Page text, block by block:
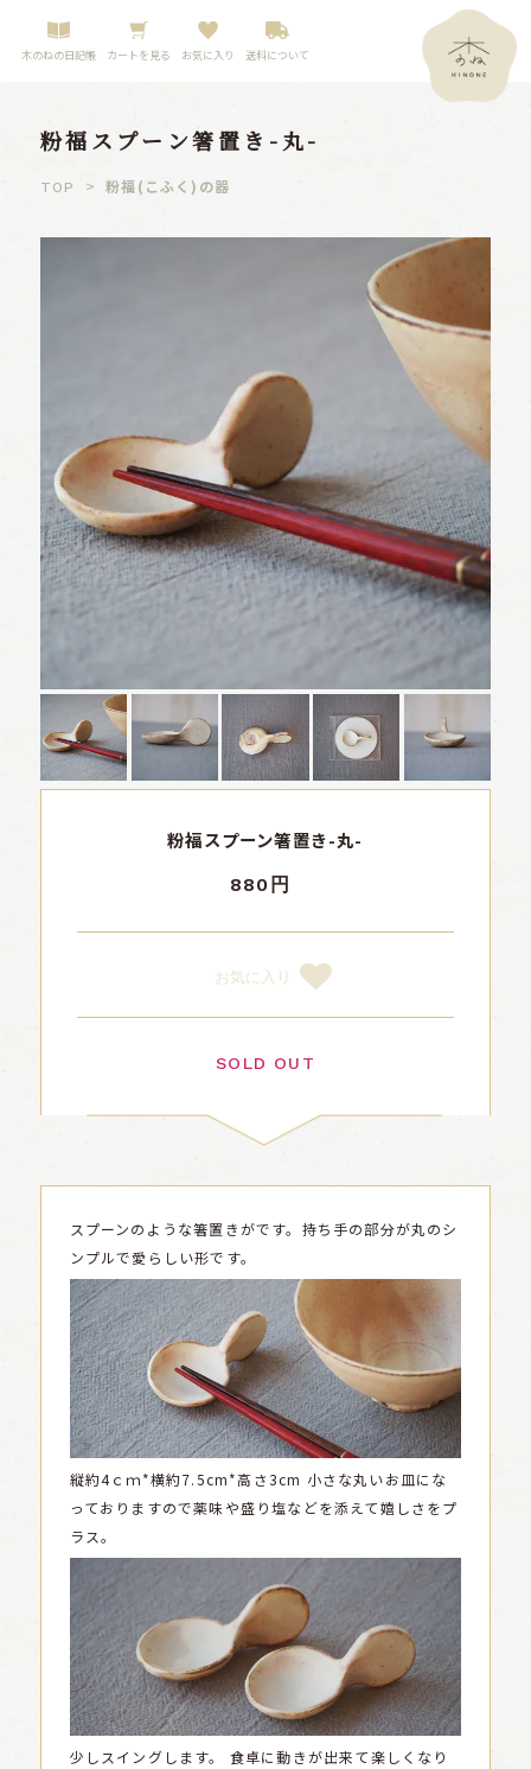
木のねの日記帳 カートを見る お気に入り 送料について
粉福スプーン箸置き-丸-
TOP >粉福(こふく)の器
粉福スプーン箸置き-丸-
880円
お気に入り
SOLD OUT
スプーンのような箸置きがです。持ち手の部分が丸のシ
ンプルで愛らしい形です。
縦約4ｃｍ*横約7.5cm*高さ3cm 小さな丸いお皿にな
っておりますので薬味や盛り塩などを添えて嬉しさをプ
ラス。
少しスイングします。
食卓に動きが出来て楽しくなり